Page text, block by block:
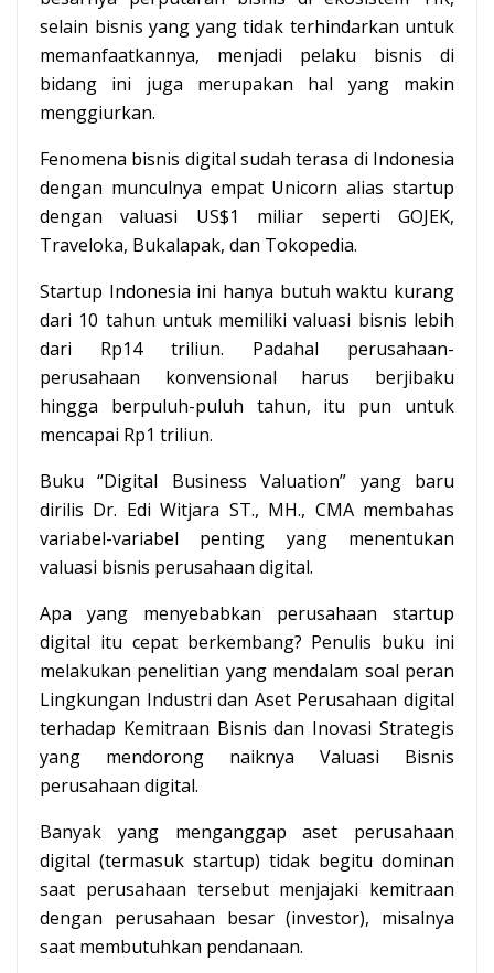
selain bisnis yang yang tidak terhindarkan untuk
memanfaatkannya, menjadi pelaku bisnis di
bidang ini juga merupakan hal yang makin
menggiurkan.
Fenomena bisnis digital sudah terasa di Indonesia
dengan munculnya empat Unicorn alias startup
dengan valuasi US$1 miliar seperti GOJEK,
Traveloka, Bukalapak, dan Tokopedia.
Startup Indonesia ini hanya butuh waktu kurang
dari 10 tahun untuk memiliki valuasi bisnis lebih
dari Rp14 triliun. Padahal perusahaan-
perusahaan konvensional harus berjibaku
hingga berpuluh-puluh tahun, itu pun untuk
mencapai Rp1 triliun.
Buku “Digital Business Valuation” yang baru
dirilis Dr. Edi Witjara ST., MH., CMA membahas
variabel-variabel penting yang menentukan
valuasi bisnis perusahaan digital.
Apa yang menyebabkan perusahaan startup
digital itu cepat berkembang? Penulis buku ini
melakukan penelitian yang mendalam soal peran
Lingkungan Industri dan Aset Perusahaan digital
terhadap Kemitraan Bisnis dan Inovasi Strategis
yang mendorong naiknya Valuasi Bisnis
perusahaan digital.
Banyak yang menganggap aset perusahaan
digital (termasuk startup) tidak begitu dominan
saat perusahaan tersebut menjajaki kemitraan
dengan perusahaan besar (investor), misalnya
saat membutuhkan pendanaan.